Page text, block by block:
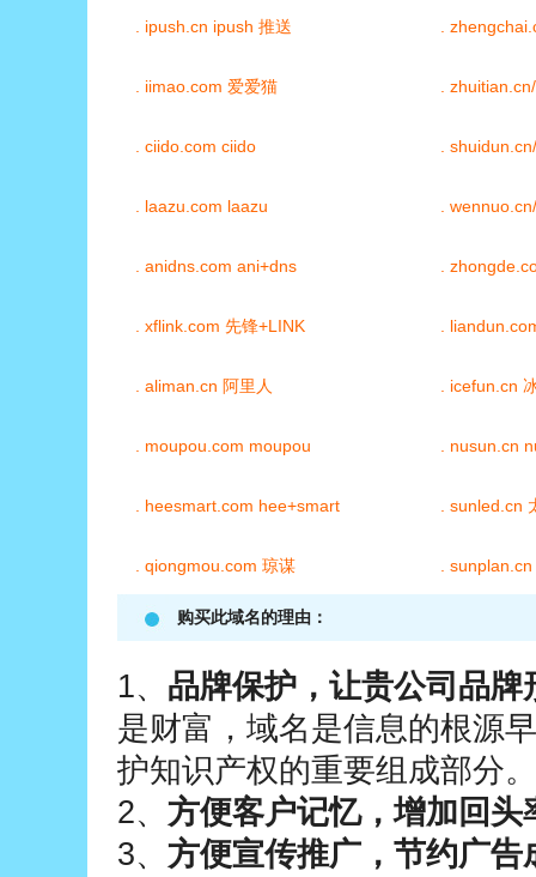
购买此域名的理由：
1、 品牌保护，让贵公司品
是财富，域名是信息的根源
护知识产权的重要组成部分。
2、 方便客户记忆，增加回
3、 方便宣传推广，节约广告